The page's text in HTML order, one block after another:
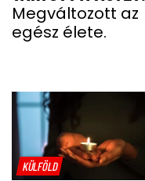
UTÁNI FELÉPÜLÉS”
Megváltozott az
egész élete.
KÜLFÖLD